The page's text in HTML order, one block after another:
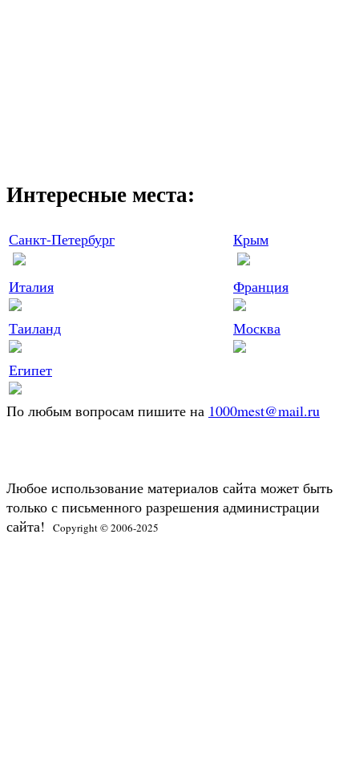
Интересные места:
Санкт-Петербург Крым
Италия Франция
Таиланд Москва
Египет
По любым вопросам пишите на 1000mest@mail.ru
Любое использование материалов сайта может быть
только с письменного разрешения администрации
сайта!
Copyright © 2006-2025